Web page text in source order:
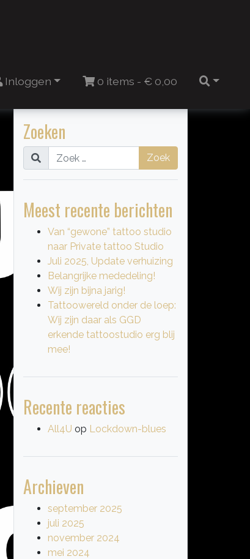
Inloggen 0 items - € 0,00
Zoeken
Zoek
Meest recente berichten
Van “gewone” tattoo studio
naar Private tattoo Studio
Juli 2025, Update verhuizing
Belangrijke mededeling!
Wij zijn bijna jarig!
Tattoowereld onder de loep:
Wij zijn daar als GGD
erkende tattoostudio erg blij
mee!
Recente reacties
All4U op Lockdown-blues
Archieven
september 2025
juli 2025
november 2024
mei 2024